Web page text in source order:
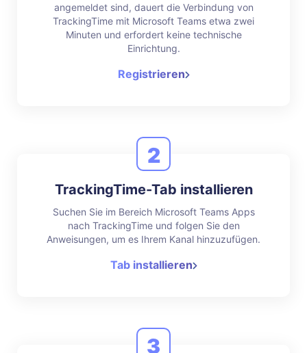
angemeldet sind, dauert die Verbindung von
TrackingTime mit Microsoft Teams etwa zwei
Minuten und erfordert keine technische
Einrichtung.
Registrieren
2
TrackingTime-Tab installieren
Suchen Sie im Bereich Microsoft Teams Apps
nach TrackingTime und folgen Sie den
Anweisungen, um es Ihrem Kanal hinzuzufügen.
Tab installieren
3